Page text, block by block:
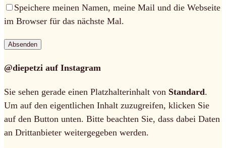
Speichere meinen Namen, meine Mail und die Webseite
im Browser für das nächste Mal.
@diepetzi auf Instagram
Sie sehen gerade einen Platzhalterinhalt von Standard.
Um auf den eigentlichen Inhalt zuzugreifen, klicken Sie
auf den Button unten. Bitte beachten Sie, dass dabei Daten
an Drittanbieter weitergegeben werden.